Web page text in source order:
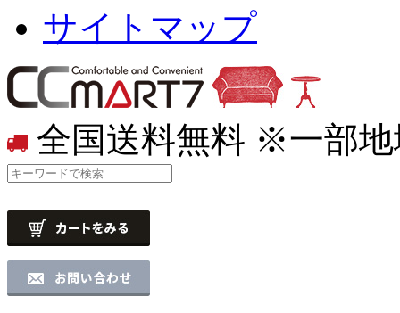
サイトマップ
全国送料無料 ※一部地